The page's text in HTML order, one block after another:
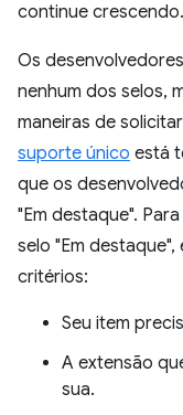
continue crescendo.
Os
nenhum dos selos,
maneiras de
suporte único está
que os
"Em destaque".
selo "Em
critérios:
Seu item
A extensão
sua.